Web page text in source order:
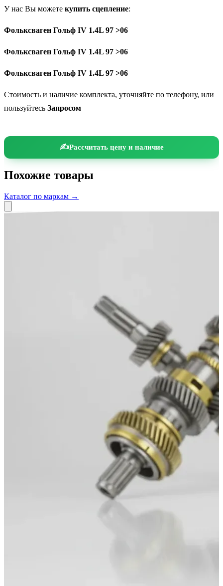
У нас Вы можете купить сцепление:
Фольксваген Гольф IV 1.4L 97 >06
Фольксваген Гольф IV 1.4L 97 >06
Фольксваген Гольф IV 1.4L 97 >06
Стоимость и наличие комплекта, уточняйте по телефону, или
пользуйтесь Запросом
Рассчитать цену и наличие
Похожие товары
Каталог по маркам →